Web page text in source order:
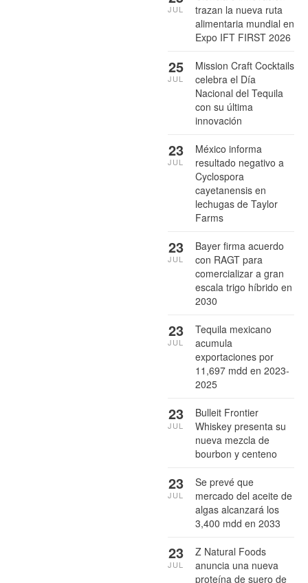
trazan la nueva ruta
alimentaria mundial en
Expo IFT FIRST 2026
JUL
Mission Craft Cocktails
celebra el Día
Nacional del Tequila
con su última
innovación
25
JUL
México informa
resultado negativo a
Cyclospora
cayetanensis en
lechugas de Taylor
Farms
23
JUL
Bayer firma acuerdo
con RAGT para
comercializar a gran
escala trigo híbrido en
2030
23
JUL
Tequila mexicano
acumula
exportaciones por
11,697 mdd en 2023-
2025
23
JUL
Bulleit Frontier
Whiskey presenta su
nueva mezcla de
bourbon y centeno
23
JUL
Se prevé que
mercado del aceite de
algas alcanzará los
3,400 mdd en 2033
23
JUL
Z Natural Foods
anuncia una nueva
proteína de suero de
23
JUL